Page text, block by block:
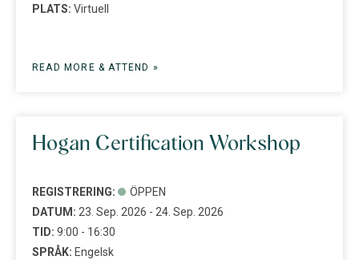
PLATS: Virtuell
READ MORE & ATTEND »
Hogan Certification Workshop
REGISTRERING:
ÖPPEN
DATUM: 23. Sep. 2026 - 24. Sep. 2026
TID: 9:00 - 16:30
SPRÅK: Engelsk